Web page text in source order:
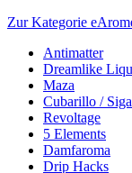
Zur Kategorie
Antimatter
Dreamlike
Maza
Cubarillo /
Revoltage
5 Elements
Damfaroma
Drip Hacks